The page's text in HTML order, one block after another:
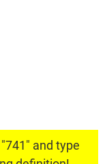
and type